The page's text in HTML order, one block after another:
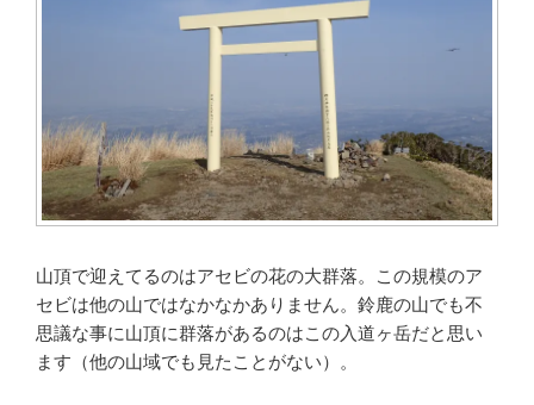
山頂で迎えてるのはアセビの花の大群落。この規模のア
セビは他の山ではなかなかありません。鈴鹿の山でも不
思議な事に山頂に群落があるのはこの入道ヶ岳だと思い
ます（他の山域でも見たことがない）。